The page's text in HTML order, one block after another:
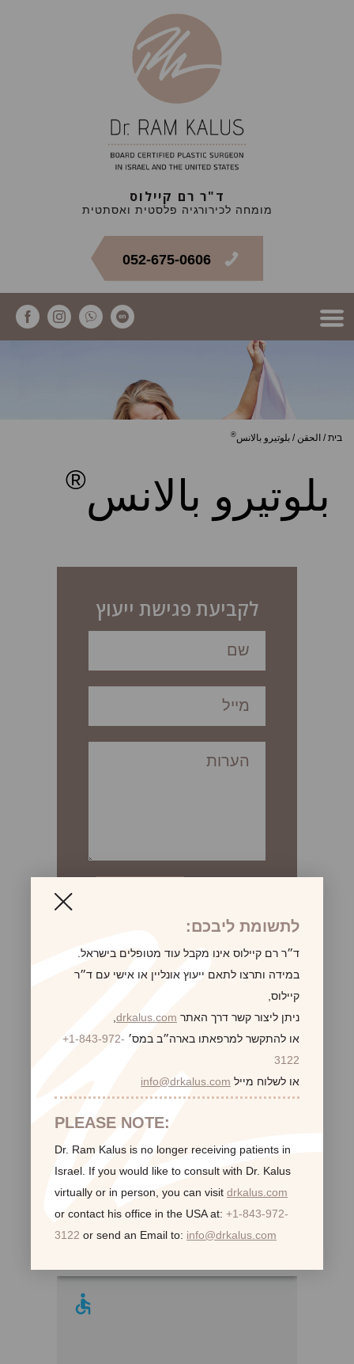
ד"ר רם קיילוס
מומחה לכירורגיה פלסטית ואסתטית
052-675-0606
בית/ الحقن / بلوتيرو بالانس®
بلوتيرو بالانس®
לקביעת פגישת ייעוץ
الحقن
XEOMIN
عائلة المنتجات JUVÉDERM
® ؟
לקוחות ממליצות:
לתשומת ליבכם:
ד״ר רם קיילוס אינו מקבל עוד מטופלים בישראל.
במידה ותרצו לתאם ייעוץ אונליין או אישי עם ד״ר
קיילוס,
ניתן ליצור קשר דרך האתר drkalus.com
או להתקשר למרפאתו בארה״ב במס׳ +1-843-972-
3122
או לשלוח מייל info@drkalus.com
PLEASE NOTE:
Dr. Ram Kalus is no longer receiving patients in
Israel. If you would like to consult with Dr. Kalus
virtually or in person, you can visit drkalus.com
or contact his office in the USA at: +1-843-972-
3122 or send an Email to: info@drkalus.com